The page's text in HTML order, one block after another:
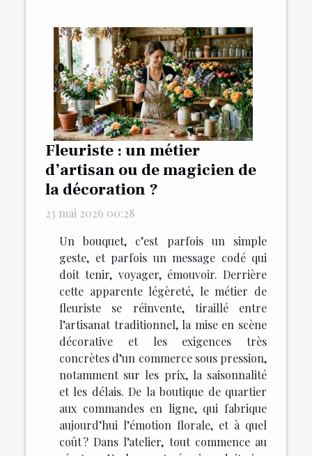
Fleuriste : un métier
d’artisan ou de magicien de
la décoration ?
23 mai 2026 00:28
Un bouquet, c’est parfois un simple
geste, et parfois un message codé qui
doit tenir, voyager, émouvoir. Derrière
cette apparente légèreté, le métier de
fleuriste se réinvente, tiraillé entre
l’artisanat traditionnel, la mise en scène
décorative et les exigences très
concrètes d’un commerce sous pression,
notamment sur les prix, la saisonnalité
et les délais. De la boutique de quartier
aux commandes en ligne, qui fabrique
aujourd’hui l’émotion florale, et à quel
coût ? Dans l’atelier, tout commence au